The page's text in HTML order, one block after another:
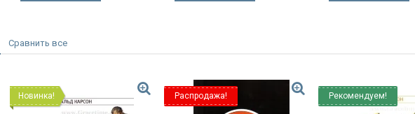
Новинка! Распродажа! Рекомендуем!